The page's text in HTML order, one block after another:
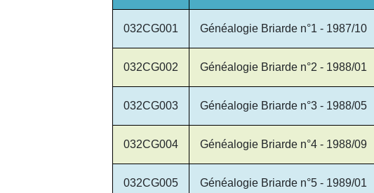
032CG001 Généalogie Briarde n°1 - 1987/10
032CG002 Généalogie Briarde n°2 - 1988/01
032CG003 Généalogie Briarde n°3 - 1988/05
032CG004 Généalogie Briarde n°4 - 1988/09
032CG005 Généalogie Briarde n°5 - 1989/01